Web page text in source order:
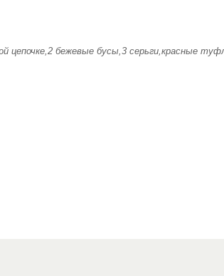
цепочке,2 бежевые бусы,3 серьги,красные